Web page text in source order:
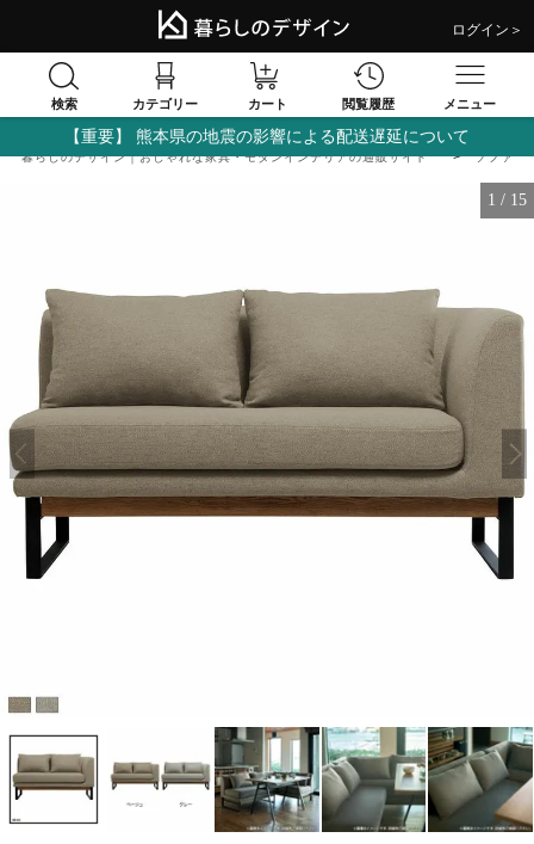
ログイン＞
検索 カテゴリー カート 閲覧履歴 メニュー
【重要】 熊本県の地震の影響による配送遅延について
暮らしのデザイン｜おしゃれな家具・モダンインテリアの通販サイト ソファ
1 / 15